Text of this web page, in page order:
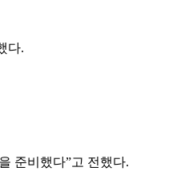
다.
준비했다”고 전했다.